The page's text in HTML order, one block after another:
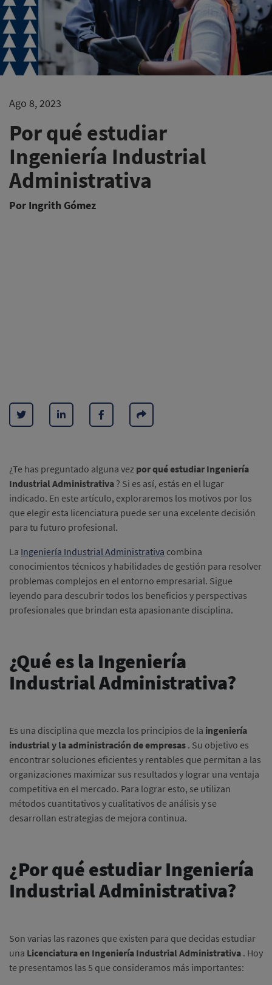
Ago 8, 2023
Por qué estudiar
Ingeniería Industrial
Administrativa
Por Ingrith Gómez
¿Te has preguntado alguna vez por qué estudiar Ingeniería
Industrial Administrativa ? Si es así, estás en el lugar
indicado. En este artículo, exploraremos los motivos por los
que elegir esta licenciatura puede ser una excelente decisión
para tu futuro profesional.
La Ingeniería Industrial Administrativa combina
conocimientos técnicos y habilidades de gestión para resolver
problemas complejos en el entorno empresarial. Sigue
leyendo para descubrir todos los beneficios y perspectivas
profesionales que brindan esta apasionante disciplina.
¿Qué es la Ingeniería
Industrial Administrativa?
Es una disciplina que mezcla los principios de la ingeniería
industrial y la administración de empresas . Su objetivo es
encontrar soluciones eficientes y rentables que permitan a las
organizaciones maximizar sus resultados y lograr una ventaja
competitiva en el mercado. Para lograr esto, se utilizan
métodos cuantitativos y cualitativos de análisis y se
desarrollan estrategias de mejora continua.
¿Por qué estudiar Ingeniería
Industrial Administrativa?
Son varias las razones que existen para que decidas estudiar
una Licenciatura en Ingeniería Industrial Administrativa . Hoy
te presentamos las 5 que consideramos más importantes: